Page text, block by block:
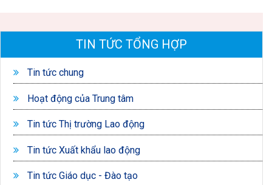
TIN TỨC TỔNG HỢP
Tin tức chung
Hoạt động của Trung tâm
Tin tức Thị trường Lao động
Tin tức Xuất khẩu lao động
Tin tức Giáo dục - Đào tạo